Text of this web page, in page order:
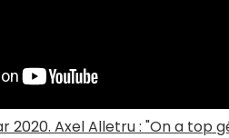
2020. Axel Alletru : "On a top